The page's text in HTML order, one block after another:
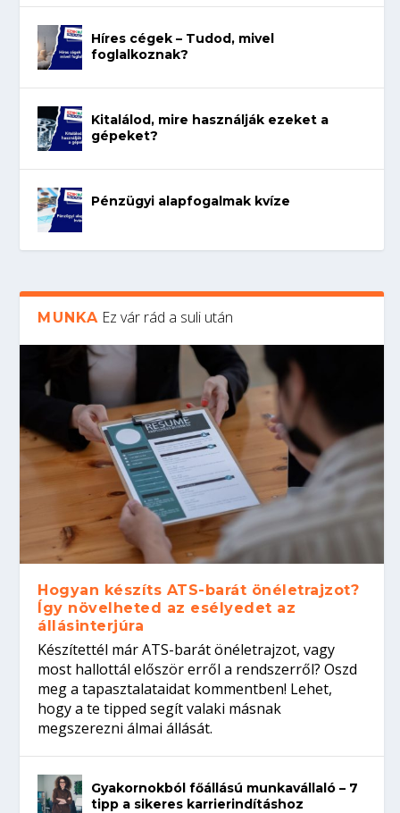
Híres cégek – Tudod, mivel
foglalkoznak?
Kitalálod, mire használják ezeket a
gépeket?
Pénzügyi alapfogalmak kvíze
MUNKA Ez vár rád a suli után
Hogyan készíts ATS-barát önéletrajzot?
Így növelheted az esélyedet az
állásinterjúra
Készítettél már ATS-barát önéletrajzot, vagy
most hallottál először erről a rendszerről? Oszd
meg a tapasztalataidat kommentben! Lehet,
hogy a te tipped segít valaki másnak
megszerezni álmai állását.
Gyakornokból főállású munkavállaló – 7
tipp a sikeres karrierindításhoz